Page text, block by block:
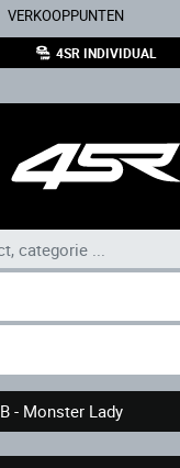
VERKOOPPUNTEN
4SR INDIVIDUAL
B - Monster Lady